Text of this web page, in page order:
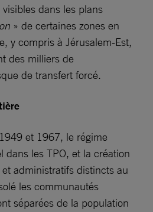
dans les plans
» de certaines zones en
y compris à Jérusalem-Est,
des milliers de
de transfert forcé.
et 1967, le régime
dans les TPO, et la création
administratifs distincts au
les communautés
séparées de la population